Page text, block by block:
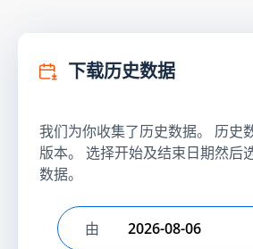
下载历史数据
我们为你收集了历史数据。 历史
版本。 选择开始及结束日期然后
数据。
选择开始日期
由